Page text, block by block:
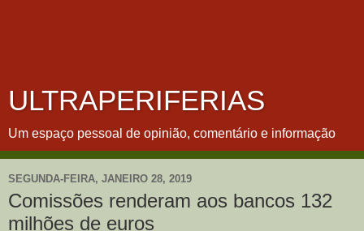
ULTRAPERIFERIAS
Um espaço pessoal de opinião, comentário e informação
SEGUNDA-FEIRA, JANEIRO 28, 2019
Comissões renderam aos bancos 132
milhões de euros